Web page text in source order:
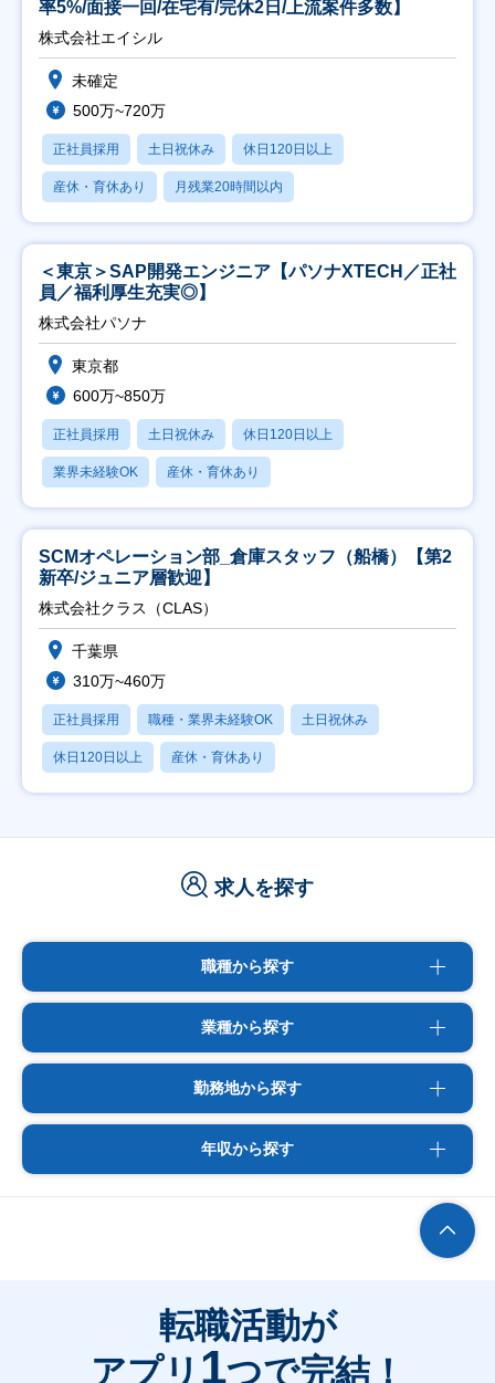
率5%/面接一回/在宅有/完休2日/上流案件多数】
株式会社エイシル
未確定
500万~720万
正社員採用 土日祝休み 休日120日以上
産休・育休あり 月残業20時間以内
＜東京＞SAP開発エンジニア【パソナXTECH／正社
員／福利厚生充実◎】
株式会社パソナ
東京都
600万~850万
正社員採用 土日祝休み 休日120日以上
業界未経験OK 産休・育休あり
SCMオペレーション部_倉庫スタッフ（船橋）【第2
新卒/ジュニア層歓迎】
株式会社クラス（CLAS）
千葉県
310万~460万
正社員採用 職種・業界未経験OK 土日祝休み
休日120日以上 産休・育休あり
求人を探す
職種から探す
業種から探す
勤務地から探す
年収から探す
転職活動が
アプリ 1つで完結！